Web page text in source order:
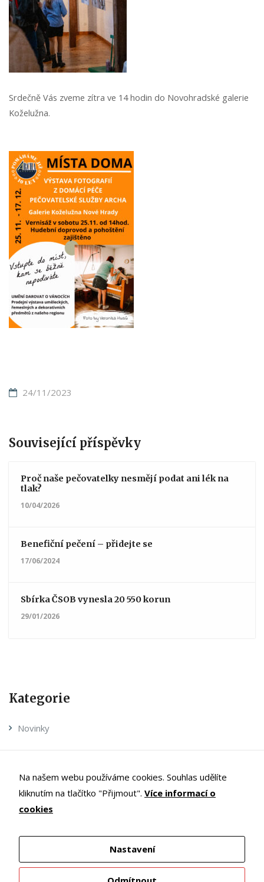
Srdečně Vás zveme zítra ve 14 hodin do Novohradské galerie
Koželužna.
24/11/2023
Související příspěvky
Proč naše pečovatelky nesmějí podat ani lék na
tlak?
10/04/2026
Benefiční pečení – přidejte se
17/06/2024
Sbírka ČSOB vynesla 20 550 korun
29/01/2026
Kategorie
Novinky
Realizované projekty
Pečuj doma – magazín
Archivy
Na našem webu používáme cookies. Souhlas udělíte
kliknutím na tlačítko "Přijmout". Více informací o
cookies
Nastavení